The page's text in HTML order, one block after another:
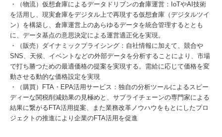
・（物流）仮想倉庫によるデータドリブンの倉庫運営：IoTやAI技術
を活用し、現実倉庫をデジタル上で再現する仮想倉庫（デジタルツイ
ン）を構築し、倉庫運営上のあらゆるデータを統合管理するととも
に、データ基点の意思決定による運営適正化を実現。
・（販売）ダイナミックプライシング：自社情報に加えて、競合や
SNS、天候、イベントなどの外部データを分析することにより、市場
で打ち勝つための最適価格の提案を実現する。需給に応じて価格を変
動させる動的な価格設定を実現
・（購買）FTA・EPA活用サービス：独自の分析ツールによるスピー
ディーな関税削減効果の見極めと、サプライチェーンの専門家による
結果に繋がるFTA活用提案、また業務改革ノウハウをもとにしたプロ
ジェクトの推進により企業のFTA活用を促進